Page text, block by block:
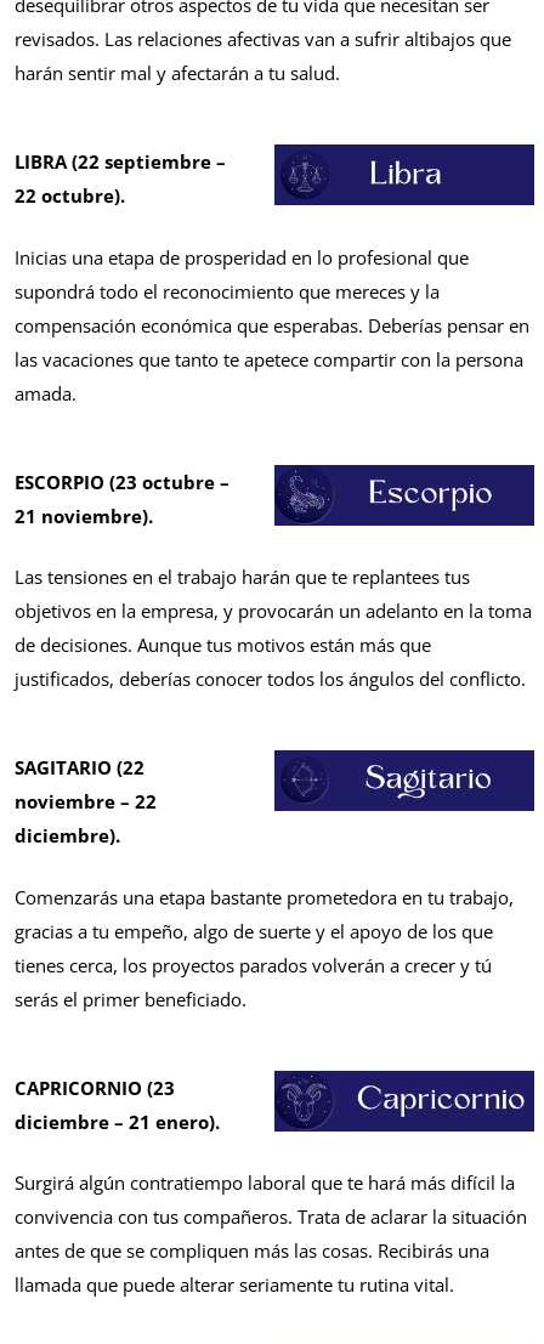
desequilibrar otros aspectos de tu vida que necesitan ser
revisados. Las relaciones afectivas van a sufrir altibajos que
harán sentir mal y afectarán a tu salud.
LIBRA (22 septiembre –
22 octubre).
Inicias una etapa de prosperidad en lo profesional que
supondrá todo el reconocimiento que mereces y la
compensación económica que esperabas. Deberías pensar en
las vacaciones que tanto te apetece compartir con la persona
amada.
ESCORPIO (23 octubre –
21 noviembre).
Las tensiones en el trabajo harán que te replantees tus
objetivos en la empresa, y provocarán un adelanto en la toma
de decisiones. Aunque tus motivos están más que
justificados, deberías conocer todos los ángulos del conflicto.
SAGITARIO (22
noviembre – 22
diciembre).
Comenzarás una etapa bastante prometedora en tu trabajo,
gracias a tu empeño, algo de suerte y el apoyo de los que
tienes cerca, los proyectos parados volverán a crecer y tú
serás el primer beneficiado.
CAPRICORNIO (23
diciembre – 21 enero).
Surgirá algún contratiempo laboral que te hará más difícil la
convivencia con tus compañeros. Trata de aclarar la situación
antes de que se compliquen más las cosas. Recibirás una
llamada que puede alterar seriamente tu rutina vital.